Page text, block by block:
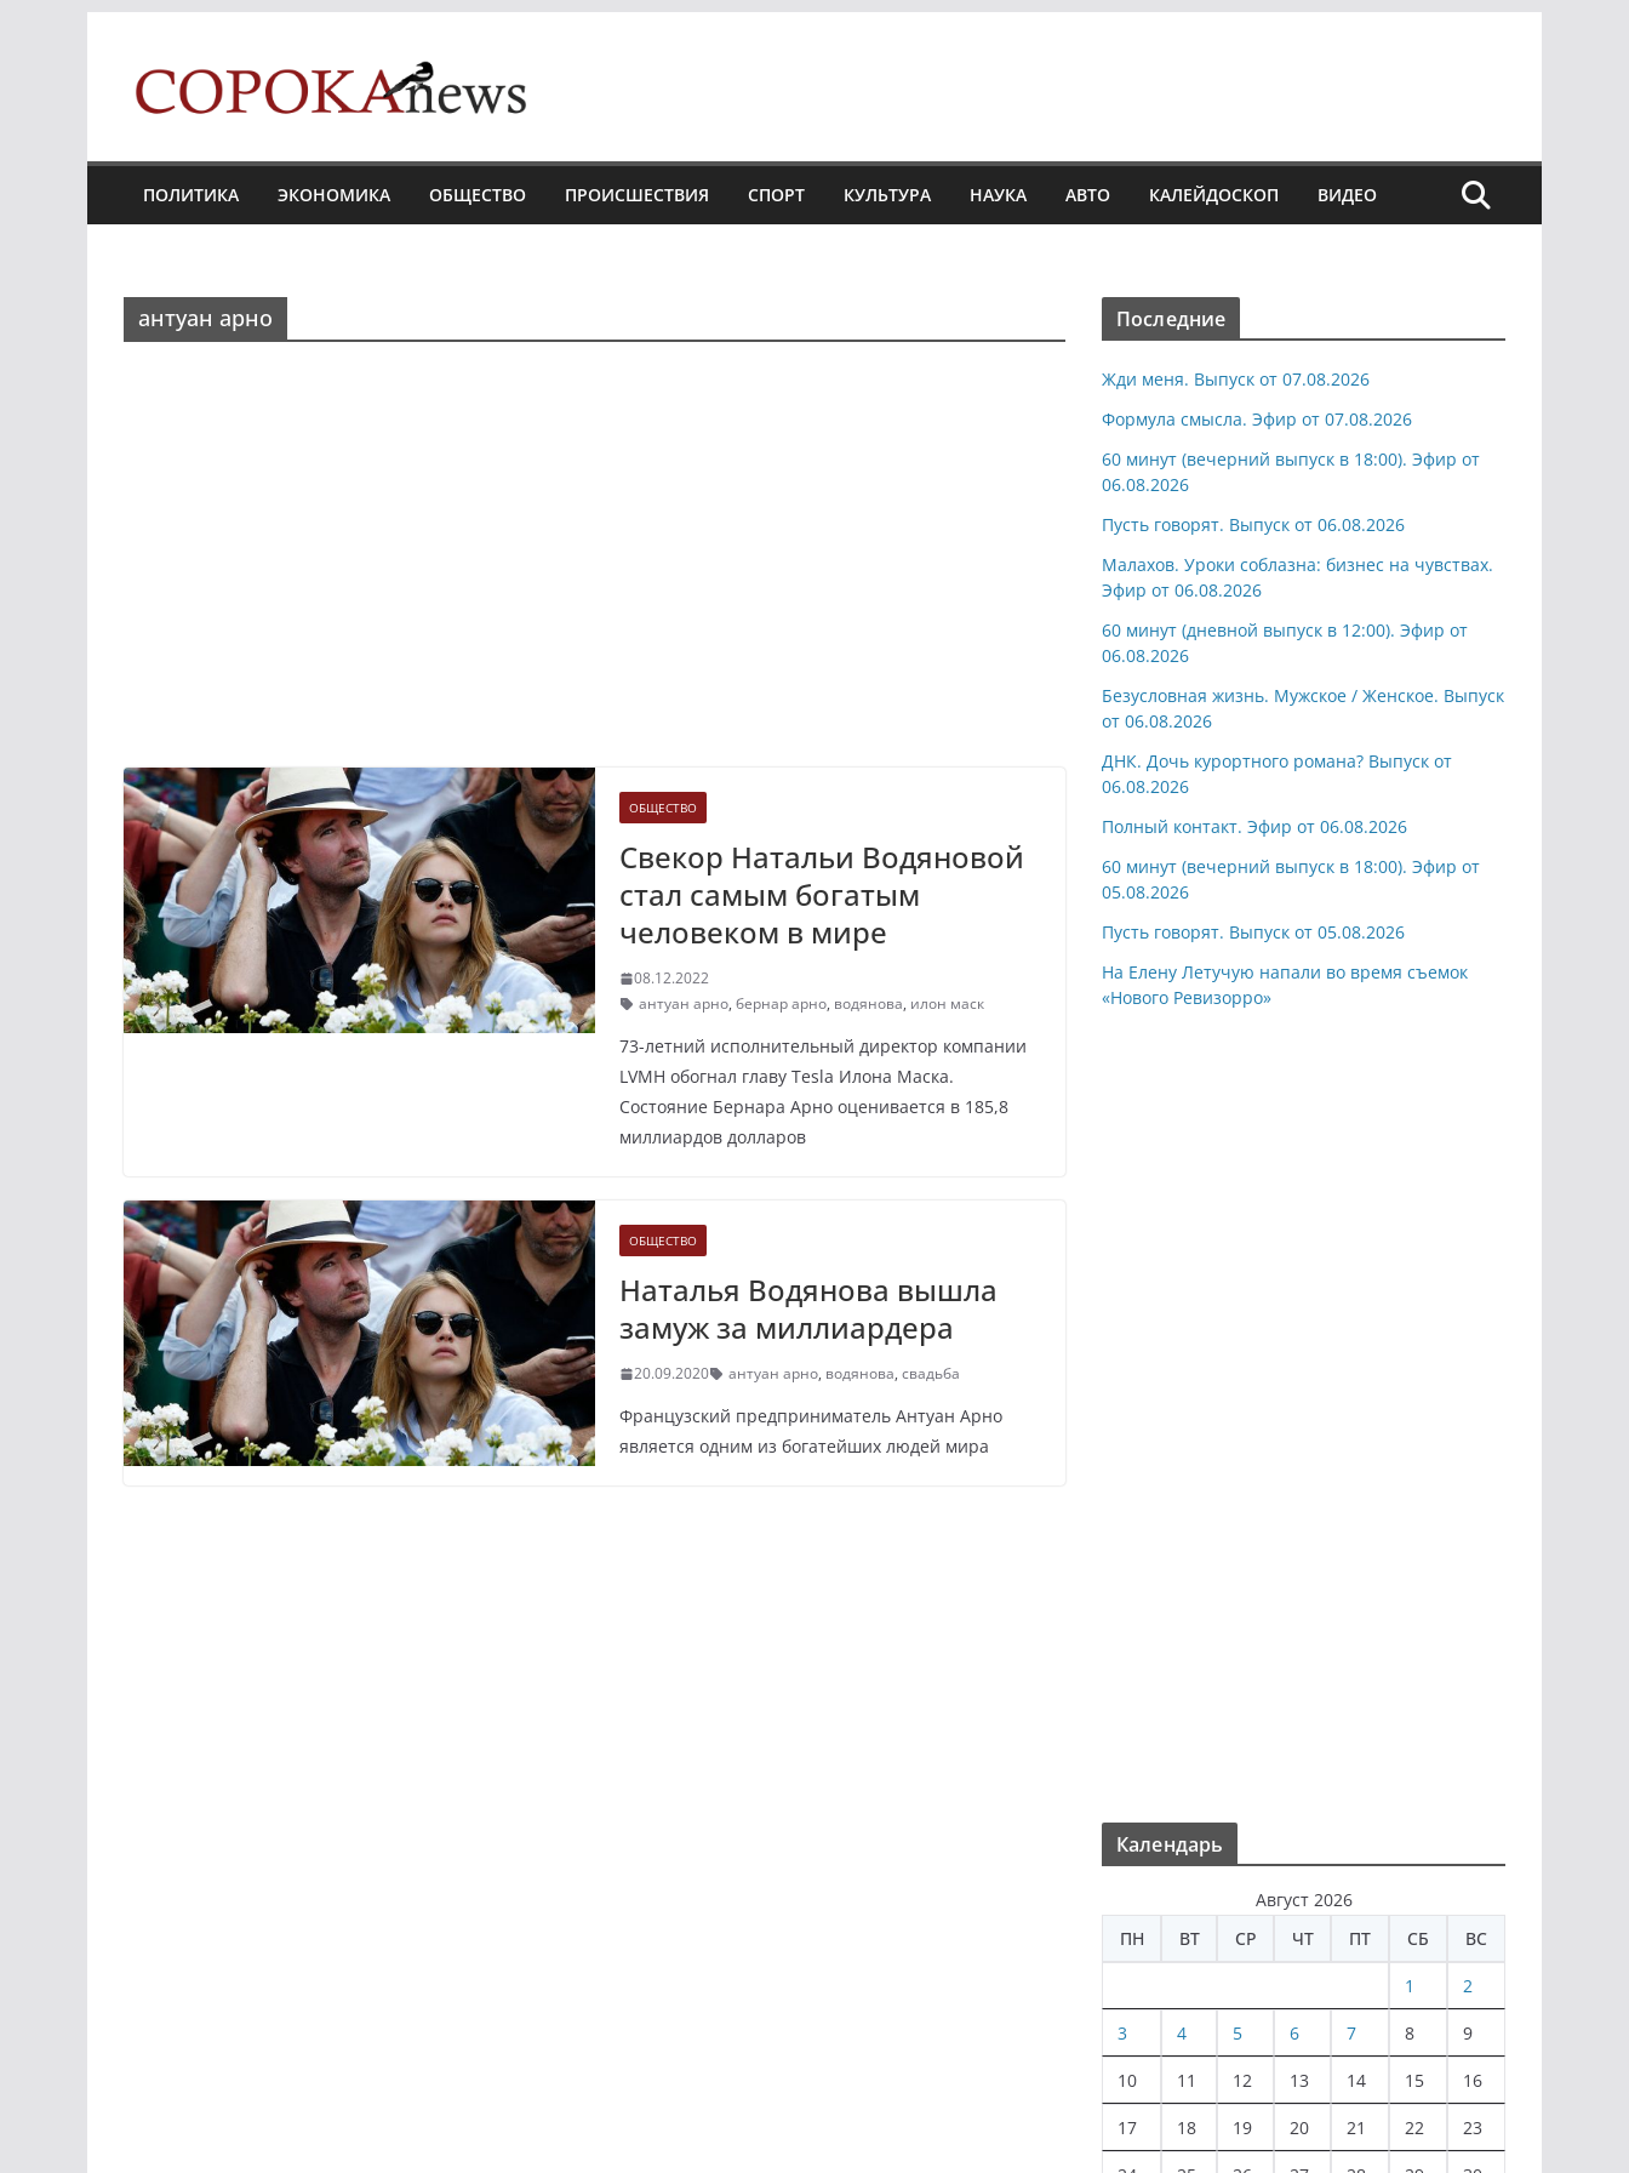
content
ПОЛИТИКА ЭКОНОМИКА ОБЩЕСТВО ПРОИСШЕСТВИЯ СПОРТ КУЛЬТУРА НАУКА АВТО КАЛЕЙДОСКОП ВИДЕО
антуан арно
ОБЩЕСТВО
Свекор Натальи Водяновой
стал самым богатым
человеком в мире
08.12.2022
антуан арно, бернар арно, водянова, илон маск
73-летний исполнительный директор компании
LVMH обогнал главу Tesla Илона Маска.
Состояние Бернара Арно оценивается в 185,8
миллиардов долларов
ОБЩЕСТВО
Наталья Водянова вышла
замуж за миллиардера
20.09.2020 антуан арно, водянова, свадьба
Французский предприниматель Антуан Арно
является одним из богатейших людей мира
Последние
Жди меня. Выпуск от 07.08.2026
Формула смысла. Эфир от 07.08.2026
60 минут (вечерний выпуск в 18:00). Эфир от
06.08.2026
Пусть говорят. Выпуск от 06.08.2026
Малахов. Уроки соблазна: бизнес на чувствах.
Эфир от 06.08.2026
60 минут (дневной выпуск в 12:00). Эфир от
06.08.2026
Безусловная жизнь. Мужское / Женское. Выпуск
от 06.08.2026
ДНК. Дочь курортного романа? Выпуск от
06.08.2026
Полный контакт. Эфир от 06.08.2026
60 минут (вечерний выпуск в 18:00). Эфир от
05.08.2026
Пусть говорят. Выпуск от 05.08.2026
На Елену Летучую напали во время съемок
«Нового Ревизорро»
Календарь
Август 2026
ПН
ВТ СР ЧТ ПТ СБ ВС
1 2
3 4 5 6 7 8 9
10 11 12 13 14 15 16
17 18 19 20 21 22 23